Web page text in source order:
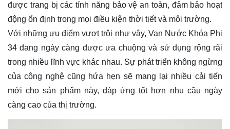
được trang bị các tính năng bảo vệ an toàn, đảm bảo hoạt
động ổn định trong mọi điều kiện thời tiết và môi trường.
Với những ưu điểm vượt trội như vậy, Van Nước Khóa Phi
34 đang ngày càng được ưa chuộng và sử dụng rộng rãi
trong nhiều lĩnh vực khác nhau. Sự phát triển không ngừng
của công nghệ cũng hứa hẹn sẽ mang lại nhiều cải tiến
mới cho sản phẩm này, đáp ứng tốt hơn nhu cầu ngày
càng cao của thị trường.